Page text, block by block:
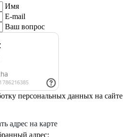
Имя
E-mail
Ваш вопрос
персональных данных на сайте
адрес на карте
адрес: